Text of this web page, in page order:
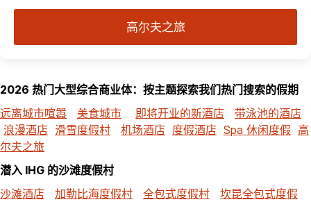
高尔夫之旅
2026 热门大型综合商业体：按主题探索我们热门搜索的假期
远离城市喧嚣
美食城市 即将开业的新酒店
带泳池的酒店
浪漫酒店 滑雪度假村 机场酒店 度假酒店 Spa 休闲度假 高
尔夫之旅
潜入 IHG 的沙滩度假村
沙滩酒店
加勒比海度假村 全包式度假村
坎昆全包式度假